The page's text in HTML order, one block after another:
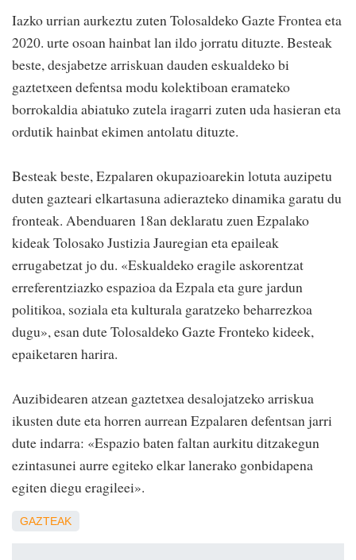
Iazko urrian aurkeztu zuten Tolosaldeko Gazte Frontea eta
2020. urte osoan hainbat lan ildo jorratu dituzte. Besteak
beste, desjabetze arriskuan dauden eskualdeko bi
gaztetxeen defentsa modu kolektiboan eramateko
borrokaldia abiatuko zutela iragarri zuten uda hasieran eta
ordutik hainbat ekimen antolatu dituzte.
Besteak beste, Ezpalaren okupazioarekin lotuta auzipetu
duten gazteari elkartasuna adierazteko dinamika garatu du
fronteak. Abenduaren 18an deklaratu zuen Ezpalako
kideak Tolosako Justizia Jauregian eta epaileak
errugabetzat jo du. «Eskualdeko eragile askorentzat
erreferentziazko espazioa da Ezpala eta gure jardun
politikoa, soziala eta kulturala garatzeko beharrezkoa
dugu», esan dute Tolosaldeko Gazte Fronteko kideek,
epaiketaren harira.
Auzibidearen atzean gaztetxea desalojatzeko arriskua
ikusten dute eta horren aurrean Ezpalaren defentsan jarri
dute indarra: «Espazio baten faltan aurkitu ditzakegun
ezintasunei aurre egiteko elkar lanerako gonbidapena
egiten diegu eragileei».
GAZTEAK